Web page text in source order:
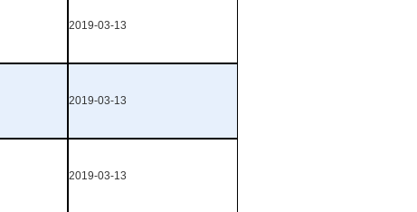
2019-03-13
2019-03-13
2019-03-13